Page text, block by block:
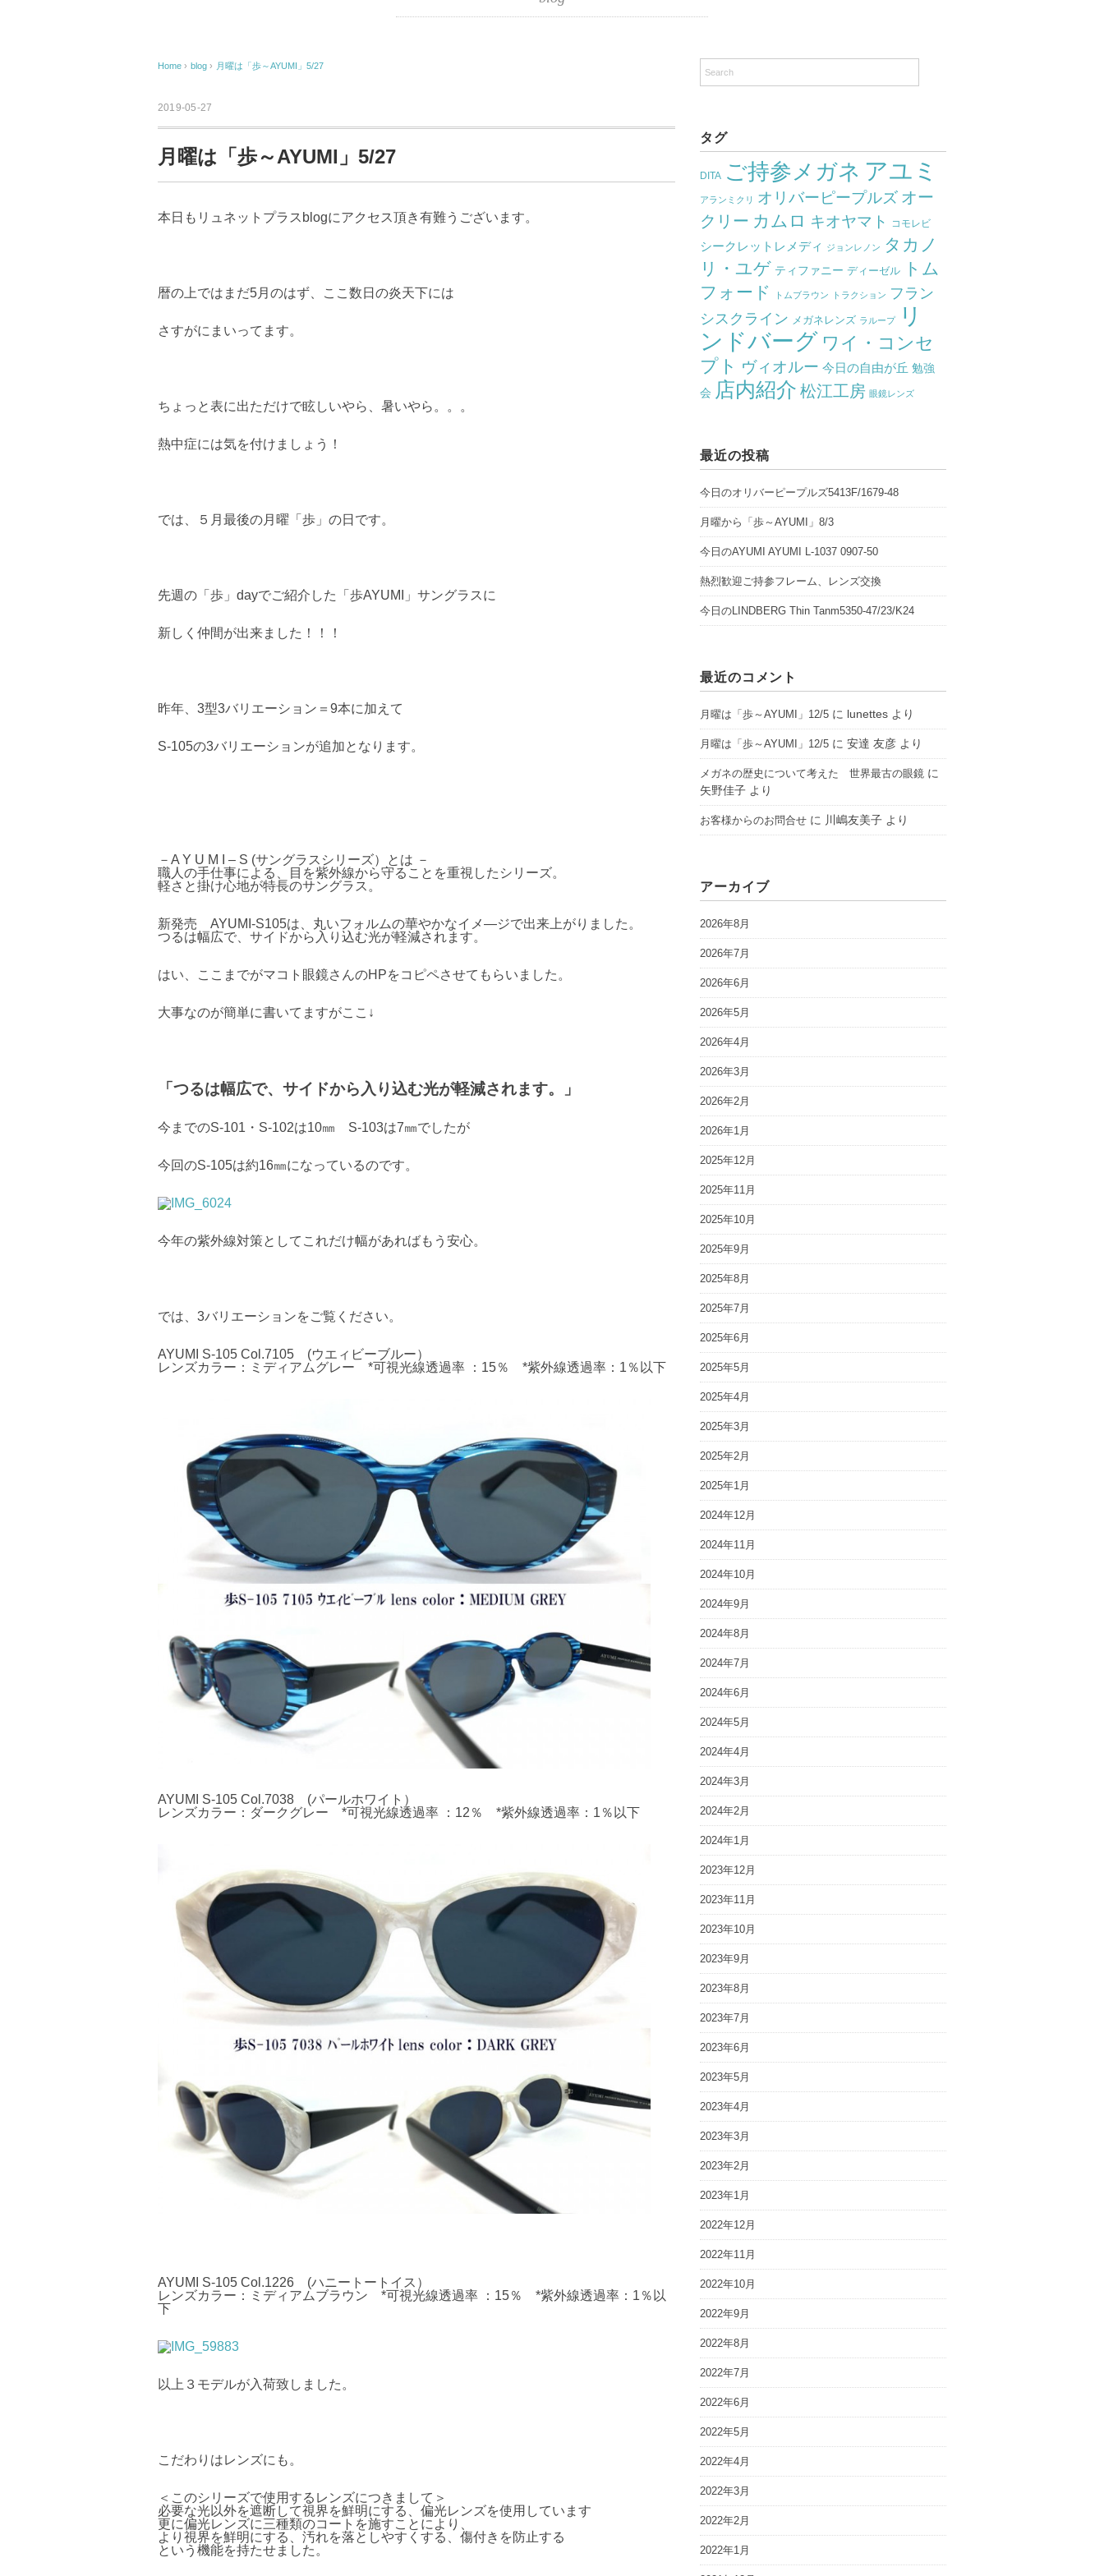
Home › blog › 月曜は「歩～AYUMI」5/27
2019-05-27
月曜は「歩～AYUMI」5/27
本日もリュネットプラスblogにアクセス頂き有難うございます。
暦の上ではまだ5月のはず、ここ数日の炎天下には
さすがにまいってます。
ちょっと表に出ただけで眩しいやら、暑いやら。。。
熱中症には気を付けましょう！
では、５月最後の月曜「歩」の日です。
先週の「歩」dayでご紹介した「歩AYUMI」サングラスに
新しく仲間が出来ました！！！
昨年、3型3バリエーション＝9本に加えて
S-105の3バリエーションが追加となります。
－A Y U M I – S (サングラスシリーズ）とは －
職人の手仕事による、目を紫外線から守ることを重視したシリーズ。
軽さと掛け心地が特長のサングラス。
新発売 AYUMI-S105は、丸いフォルムの華やかなイメ―ジで出来上がりました。
つるは幅広で、サイドから入り込む光が軽減されます。
はい、ここまでがマコト眼鏡さんのHPをコピペさせてもらいました。
大事なのが簡単に書いてますがここ↓
「つるは幅広で、サイドから入り込む光が軽減されます。」
今までのS-101・S-102は10㎜ S-103は7㎜でしたが
今回のS-105は約16㎜になっているのです。
今年の紫外線対策としてこれだけ幅があればもう安心。
では、3バリエーションをご覧ください。
AYUMI S-105 Col.7105 (ウエィビーブルー）
レンズカラー：ミディアムグレー *可視光線透過率 ：15％ *紫外線透過率：1％以下
AYUMI S-105 Col.7038 (パールホワイト）
レンズカラー：ダークグレー *可視光線透過率 ：12％ *紫外線透過率：1％以下
AYUMI S-105 Col.1226 (ハニートートイス）
レンズカラー：ミディアムブラウン *可視光線透過率 ：15％ *紫外線透過率：1％以
下
以上３モデルが入荷致しました。
こだわりはレンズにも。
＜このシリーズで使用するレンズにつきまして＞
必要な光以外を遮断して視界を鮮明にする、偏光レンズを使用しています
更に偏光レンズに三種類のコートを施すことにより、
より視界を鮮明にする、汚れを落としやすくする、傷付きを防止する
という機能を持たせました。
タグ
DITA ご持参メガネ アユミ
アランミクリ オリバーピープルズ オー
クリー カムロ キオヤマト コモレビ
シークレットレメディ ジョンレノン タカノ
リ・ユゲ ティファニー ディーゼル
トム
フォード
トムブラウン トラクション フラン
シスクライン メガネレンズ ラループ
リ
ンドバーグ ワイ・コンセ
プト ヴィオルー 今日の自由が丘 勉強
会 店内紹介 松江工房 眼鏡レンズ
最近の投稿
今日のオリバーピープルズ5413F/1679-48
月曜から「歩～AYUMI」8/3
今日のAYUMI AYUMI L-1037 0907-50
熱烈歓迎ご持参フレーム、レンズ交換
今日のLINDBERG Thin Tanm5350-47/23/K24
最近のコメント
月曜は「歩～AYUMI」12/5 に lunettes より
月曜は「歩～AYUMI」12/5 に安達 友彦 より
メガネの歴史について考えた 世界最古の眼鏡 に
矢野佳子 より
お客様からのお問合せ に 川嶋友美子 より
アーカイブ
2026年8月
2026年7月
2026年6月
2026年5月
2026年4月
2026年3月
2026年2月
2026年1月
2025年12月
2025年11月
2025年10月
2025年9月
2025年8月
2025年7月
2025年6月
2025年5月
2025年4月
2025年3月
2025年2月
2025年1月
2024年12月
2024年11月
2024年10月
2024年9月
2024年8月
2024年7月
2024年6月
2024年5月
2024年4月
2024年3月
2024年2月
2024年1月
2023年12月
2023年11月
2023年10月
2023年9月
2023年8月
2023年7月
2023年6月
2023年5月
2023年4月
2023年3月
2023年2月
2023年1月
2022年12月
2022年11月
2022年10月
2022年9月
2022年8月
2022年7月
2022年6月
2022年5月
2022年4月
2022年3月
2022年2月
2022年1月